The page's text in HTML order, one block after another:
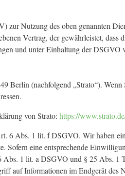
Nutzung des oben genannten
Vertrag, der gewährleistet, dass
und unter Einhaltung der DSGVO
Berlin (nachfolgend „Strato“). Wenn
von Strato: https://
6 Abs. 1 lit. f DSGVO. Wir haben ein
Sofern eine entsprechende
1 lit. a DSGVO und § 25 Abs. 1
auf Informationen im Endgerät des